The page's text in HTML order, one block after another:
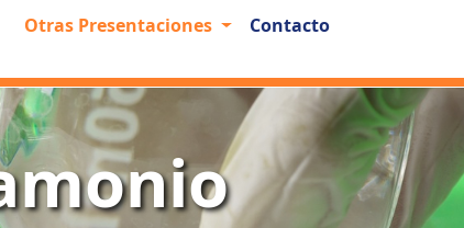
Otras Presentaciones Contacto